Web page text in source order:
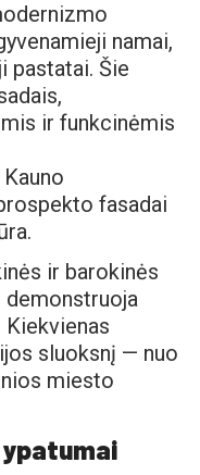
namai,
pastatai. Šie
ir funkcinėmis
fasadai
ir barokinės
demonstruoja
sluoksnį — nuo
miesto